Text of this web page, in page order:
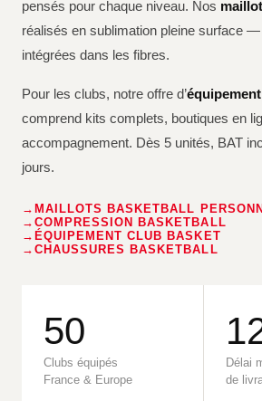
pensés pour chaque niveau. Nos
réalisés en sublimation pleine surface
intégrées dans les fibres.
Pour les clubs, notre offre d’
comprend kits complets, boutiques en
accompagnement. Dès 5 unités, BAT
jours.
MAILLOTS BASKETBALL
COMPRESSION BASKETBALL
ÉQUIPEMENT CLUB BASKET
CHAUSSURES BASKETBALL
50
Clubs équipés
France & Europe
Délai
de